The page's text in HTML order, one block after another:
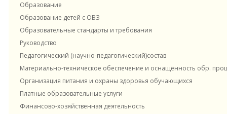
Образование
Образование детей с ОВЗ
Образовательные стандарты и требования
Руководство
Педагогический (научно-педагогический)состав
Материально-техническое обеспечение и оснащённость обр.
Организация питания и охраны здоровья обучающихся
Платные образовательные услуги
Финансово-хозяйственная деятельность
Внутрифирменное обучение
Наставничество в ДОУ "Цокотуха" ЭОЖ
КАЧЕСТВА ОБРАЗОВАНИЯ
Московского района
Санкт-Петербурга
РЕЗУЛЬТАТЫ